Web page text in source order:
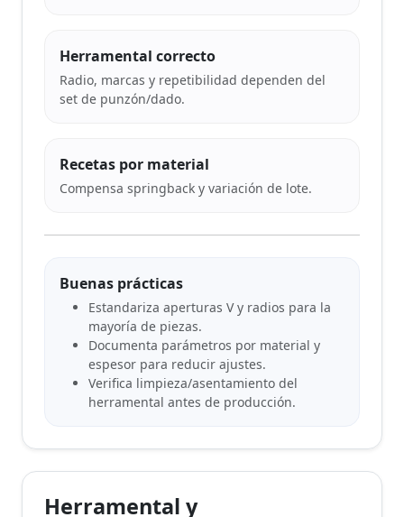
Herramental correcto
Radio, marcas y repetibilidad dependen del
set de punzón/dado.
Recetas por material
Compensa springback y variación de lote.
Buenas prácticas
Estandariza aperturas V y radios para la
mayoría de piezas.
Documenta parámetros por material y
espesor para reducir ajustes.
Verifica limpieza/asentamiento del
herramental antes de producción.
Herramental y